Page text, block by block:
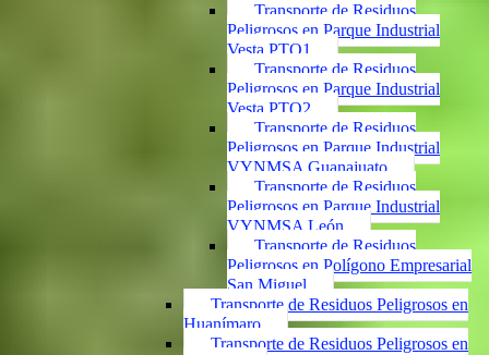
Transporte de Residuos
Peligrosos en Parque Industrial
Vesta PTO1
Transporte de Residuos
Peligrosos en Parque Industrial
Vesta PTO2
Transporte de Residuos
Peligrosos en Parque Industrial
VYNMSA Guanajuato
Transporte de Residuos
Peligrosos en Parque Industrial
VYNMSA León
Transporte de Residuos
Peligrosos en Polígono Empresarial
San Miguel
Transporte de Residuos Peligrosos en
Huanímaro
Transporte de Residuos Peligrosos en